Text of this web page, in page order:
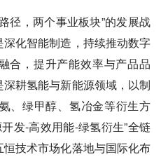
径，两个事业板块”的发展战
化智能制造，持续推动数字
合，提升产能效率与产品品
耕氢能与新能源领域，以制
、绿甲醇、氢冶金等衍生方
发-高效用能-绿氢衍生”全链
技术市场化落地与国际化布